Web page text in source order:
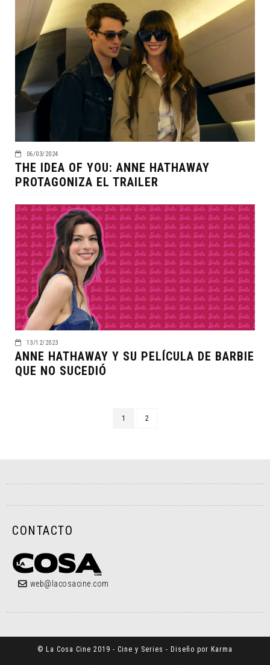
06/03/2024
THE IDEA OF YOU: ANNE HATHAWAY
PROTAGONIZA EL TRAILER
13/12/2023
ANNE HATHAWAY Y SU PELÍCULA DE BARBIE
QUE NO SUCEDIÓ
1 2
CONTACTO
web@lacosacine.com
© La Cosa Cine 2019 - Cine y Series - Diseño por Karma